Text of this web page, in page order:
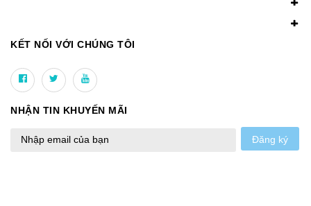
KẾT NỐI VỚI CHÚNG TÔI
NHẬN TIN KHUYẾN MÃI
Đăng ký